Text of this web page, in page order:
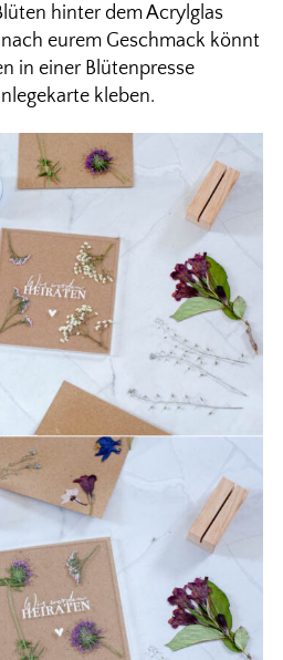
hinter dem Acrylglas
eurem Geschmack könnt
in einer Blütenpresse
kleben.